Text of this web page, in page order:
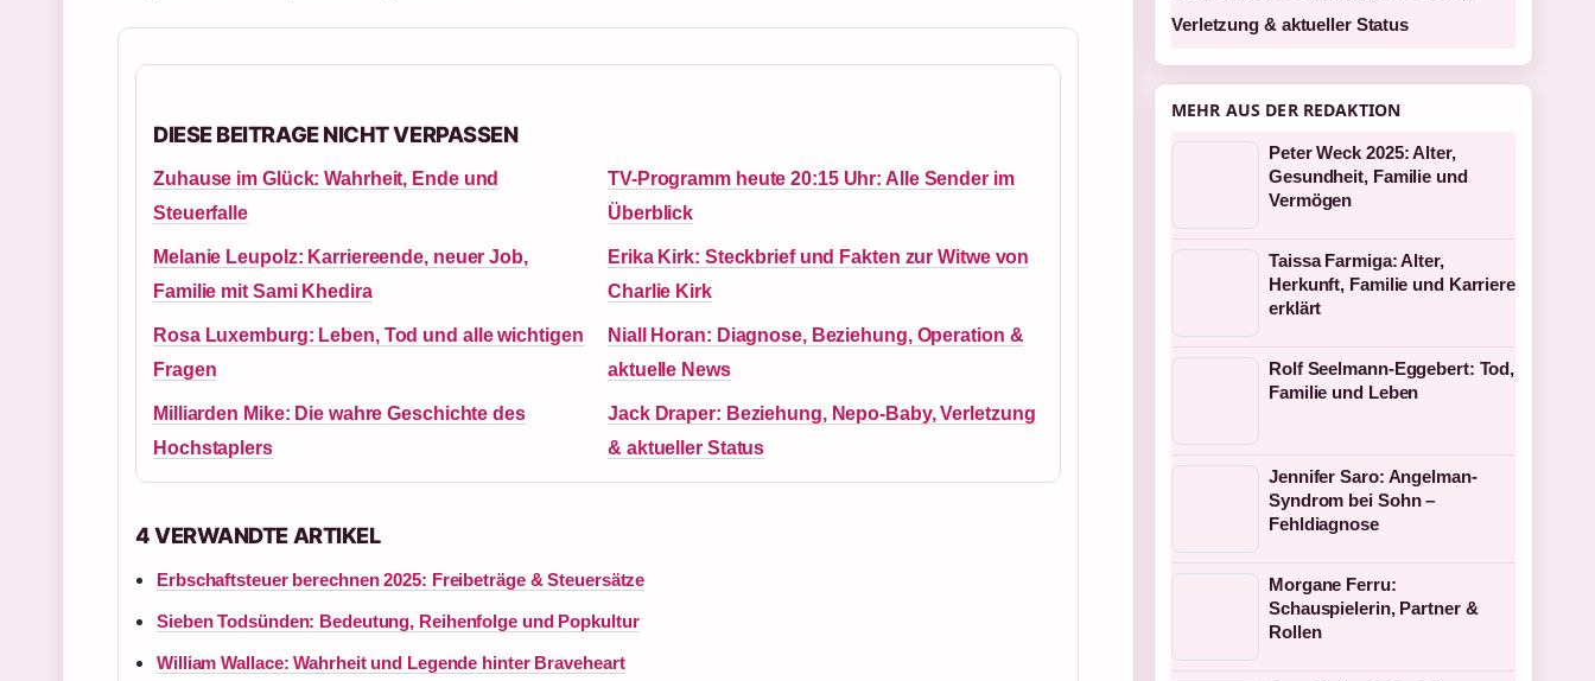
DIESE BEITRAGE NICHT VERPASSEN
Zuhause im Glück: Wahrheit, Ende und
Steuerfalle
TV-Programm heute 20:15 Uhr: Alle Sender im
Überblick
Melanie Leupolz: Karriereende, neuer Job,
Familie mit Sami Khedira
Erika Kirk: Steckbrief und Fakten zur Witwe von
Charlie Kirk
Rosa Luxemburg: Leben, Tod und alle wichtigen
Fragen
Niall Horan: Diagnose, Beziehung, Operation &
aktuelle News
Milliarden Mike: Die wahre Geschichte des
Hochstaplers
Jack Draper: Beziehung, Nepo-Baby, Verletzung
& aktueller Status
4 VERWANDTE ARTIKEL
Erbschaftsteuer berechnen 2025: Freibeträge & Steuersätze
Sieben Todsünden: Bedeutung, Reihenfolge und Popkultur
William Wallace: Wahrheit und Legende hinter Braveheart
Verletzung & aktueller Status
MEHR AUS DER REDAKTION
Peter Weck 2025: Alter,
Gesundheit, Familie und
Vermögen
Taissa Farmiga: Alter,
Herkunft, Familie und Karriere
erklärt
Rolf Seelmann-Eggebert: Tod,
Familie und Leben
Jennifer Saro: Angelman-
Syndrom bei Sohn –
Fehldiagnose
Morgane Ferru:
Schauspielerin, Partner &
Rollen